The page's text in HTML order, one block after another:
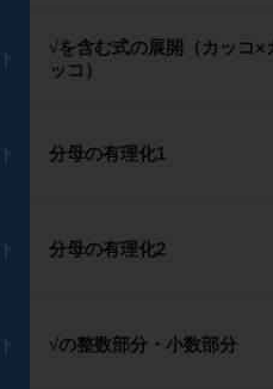
√を含む式の展開（カッコ×
ッコ）
分母の有理化1
分母の有理化2
√の整数部分・小数部分